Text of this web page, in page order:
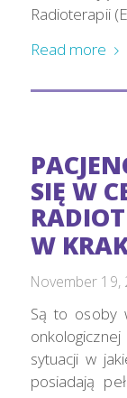
Radioterapii
Read more
SIĘ W
W
November 19,
Są to osoby
sytuacji w
posiadają